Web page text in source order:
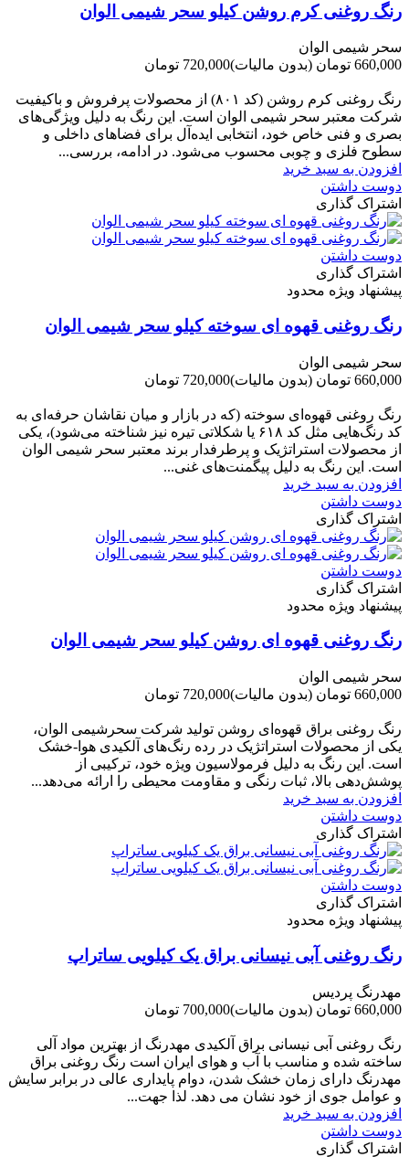
رنگ روغنی کرم روشن کیلو سحر شیمی الوان
سحر شیمی الوان
660,000 تومان
(بدون مالیات)720,000 تومان
رنگ روغنی کرم روشن (کد ۸۰۱) از محصولات پرفروش و باکیفیت
شرکت‌ معتبر سحر شیمی الوان است. این رنگ به دلیل ویژگی‌های
بصری و فنی خاص خود، انتخابی ایده‌آل برای فضاهای داخلی و
سطوح فلزی و چوبی محسوب می‌شود. در ادامه، بررسی...
افزودن به سبد خرید
دوست داشتن
اشتراک گذاری
دوست داشتن
اشتراک گذاری
پیشنهاد ویژه محدود
رنگ روغنی قهوه ای سوخته کیلو سحر شیمی الوان
سحر شیمی الوان
660,000 تومان
(بدون مالیات)720,000 تومان
رنگ روغنی قهوه‌ای سوخته (که در بازار و میان نقاشان حرفه‌ای به
کد رنگ‌هایی مثل کد ۶۱۸ یا شکلاتی تیره نیز شناخته می‌شود)، یکی
از محصولات استراتژیک و پرطرفدار برند معتبر سحر شیمی الوان
است. این رنگ به دلیل پیگمنت‌های غنی...
افزودن به سبد خرید
دوست داشتن
اشتراک گذاری
دوست داشتن
اشتراک گذاری
پیشنهاد ویژه محدود
رنگ روغنی قهوه ای روشن کیلو سحر شیمی الوان
سحر شیمی الوان
660,000 تومان
(بدون مالیات)720,000 تومان
رنگ روغنی براق قهوه‌ای روشن تولید شرکت سحرشیمی الوان،
یکی از محصولات استراتژیک در رده رنگ‌های آلکیدی هوا-خشک
است. این رنگ به دلیل فرمولاسیون ویژه خود، ترکیبی از
پوشش‌دهی بالا، ثبات رنگی و مقاومت محیطی را ارائه می‌دهد...
افزودن به سبد خرید
دوست داشتن
اشتراک گذاری
دوست داشتن
اشتراک گذاری
پیشنهاد ویژه محدود
رنگ روغنی آبی نیسانی براق یک کیلویی ساتراپ
مهدرنگ پردیس
660,000 تومان
(بدون مالیات)700,000 تومان
رنگ روغنی آبی نیسانی براق آلکیدی مهدرنگ از بهترین مواد آلی
ساخته شده و مناسب با آب و هوای ایران است رنگ روغنی براق
مهدرنگ دارای زﻣﺎن ﺧﺸﮏ ﺷﺪن، دوام ﭘﺎﯾﺪاری عالی در ﺑﺮاﺑﺮ ﺳﺎﯾﺶ
و ﻋﻮاﻣﻞ ﺟﻮی از ﺧﻮد ﻧﺸﺎن ﻣﯽ دﻫﺪ. ﻟﺬا ﺟﻬﺖ...
افزودن به سبد خرید
دوست داشتن
اشتراک گذاری